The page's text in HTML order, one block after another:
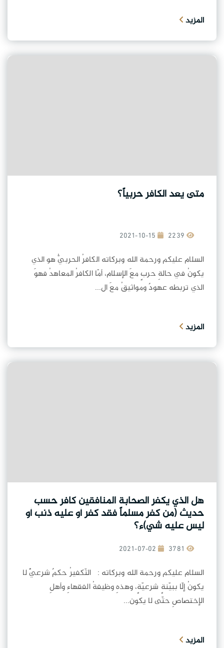
المزيد
متى يعد الكافر حربياً؟
2021-10-15
السلام عليكم ورحمة الله وبركاته الكافرُ الحربيُّ هو الذي
يكونُ في حالةِ حربٍ معَ الإسلام، أمّا الكافرُ المعاهدُ فهوَ
الذي تربطه عهودٌ ومواثيقُ معَ ال...
المزيد
هل الذي يكفر الصحابة المنافقين كافر حسب
حديث (من كفر مسلماً فقد كفر أو عليه ذنب أو
ليس عليه شي)ء؟
2021-07-02
السلام عليكم ورحمة الله وبركاته : التّكفيرُ حكمٌ شرعيٌّ لا
يكونُ إلّا ببيّنةٍ شرعيّةٍ، وهذهِ وظيفةُ الفقهاءِ وأهلِ
الإختصاصِ حتّى لا يكون...
المزيد